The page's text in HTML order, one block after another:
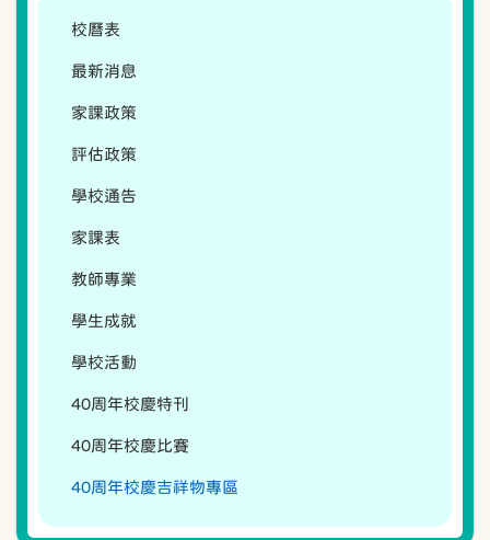
校曆表
最新消息
家課政策
評估政策
學校通告
家課表
教師專業
學生成就
學校活動
40周年校慶特刊
40周年校慶比賽
40周年校慶吉祥物專區